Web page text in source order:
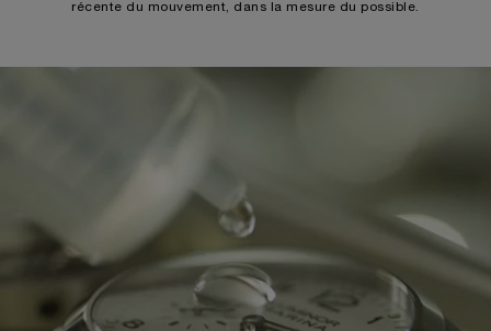
récente du mouvement, dans la mesure du possible.